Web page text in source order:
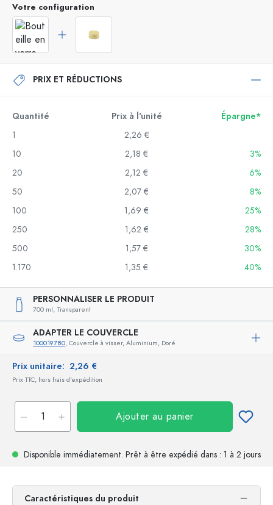
Votre configuration
PRIX ET RÉDUCTIONS
Quantité Prix à l'unité
Épargne*
1
2,26 €
10
2,18 €
3%
20
2,12 €
6%
50
2,07 €
8%
100
1,69 €
25%
250
1,62 €
28%
500
1,57 €
30%
1.170
1,35 € 40%
PERSONNALISER LE PRODUIT
700 ml, Transparent
ADAPTER LE COUVERCLE
100019780, Couvercle à visser, Aluminium, Doré
Prix unitaire: 2,26 €
Prix TTC, hors frais d'expédition
Ajouter au panier
Disponible immédiatement. Prêt à être expédié dans : 1 à 2 jours
Caractéristiques du produit